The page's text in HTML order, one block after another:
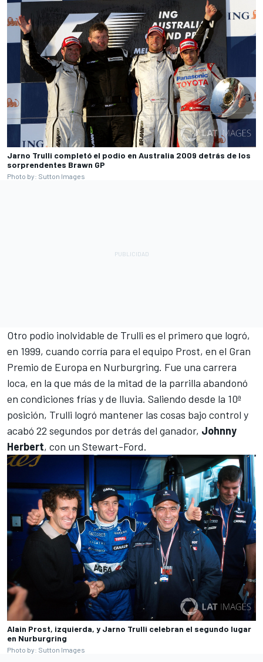
Jarno Trulli completó el podio en Australia 2009 detrás de los
sorprendentes Brawn GP
Photo by: Sutton Images
Otro podio inolvidable de Trulli es el primero que logró,
en 1999, cuando corría para el equipo Prost, en el Gran
Premio de Europa en Nurburgring. Fue una carrera
loca, en la que más de la mitad de la parrilla abandonó
en condiciones frías y de lluvia. Saliendo desde la 10ª
posición, Trulli logró mantener las cosas bajo control y
acabó 22 segundos por detrás del ganador, Johnny
Herbert, con un Stewart-Ford.
Alain Prost, izquierda, y Jarno Trulli celebran el segundo lugar
en Nurburgring
Photo by: Sutton Images